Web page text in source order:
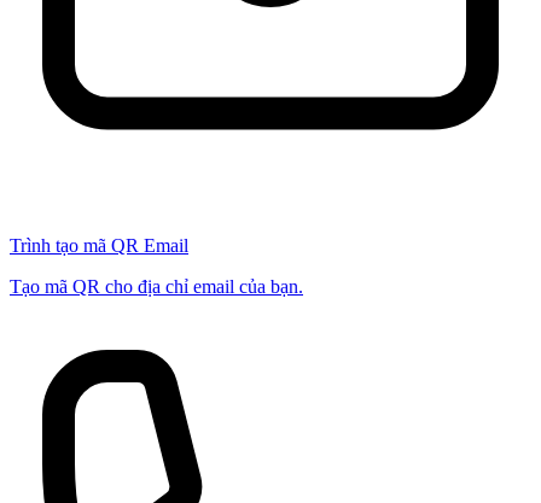
Trình tạo mã QR Email
Tạo mã QR cho địa chỉ email của bạn.